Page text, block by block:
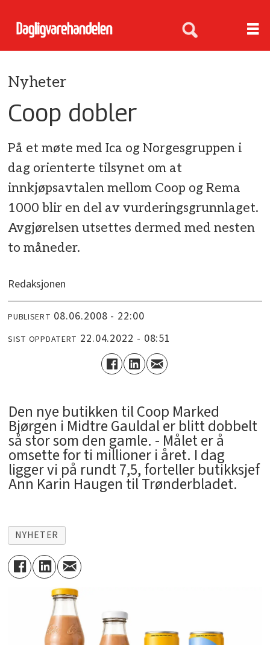
Nyheter
Coop dobler
På et møte med Ica og Norgesgruppen i
dag orienterte tilsynet om at
innkjøpsavtalen mellom Coop og Rema
1000 blir en del av vurderingsgrunnlaget.
Avgjørelsen utsettes dermed med nesten
to måneder.
Redaksjonen
PUBLISERT 08.06.2008 - 22:00
SIST OPPDATERT 22.04.2022 - 08:51
Den nye butikken til Coop Marked
Bjørgen i Midtre Gauldal er blitt dobbelt
så stor som den gamle. - Målet er å
omsette for ti millioner i året. I dag
ligger vi på rundt 7,5, forteller butikksjef
Ann Karin Haugen til Trønderbladet.
NYHETER